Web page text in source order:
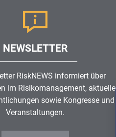
NEWSLETTER
RiskNEWS informiert über
im Risikomanagement, aktuelle
sowie Kongresse und
Veranstaltungen.